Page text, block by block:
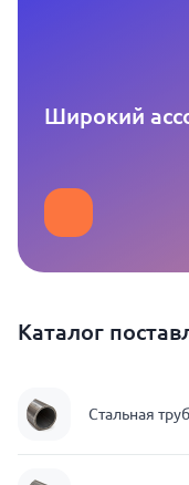
Широкий
Каталог
Стальная